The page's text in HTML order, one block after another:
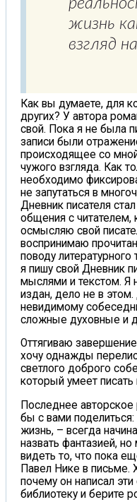
жизнь
взгляд
Как вы думаете, для
других? У автора
свой. Пока я не была
записи были
происходящее со
чужого взгляда. Как
необходимо
не запутаться в
Дневник писателя
общения с читателем,
осмысляю свой
воспринимаю
поводу
я пишу свой Дневник
мыслями и текстом. Я
издан, дело не в
невидимому
сложные духовные и
Оттягиваю
хочу однажды
светлого доброго
который умеет
Последнее
бы с вами
жизнь, – всегда
назвать фантазией,
видеть то, что пока
Павел Нике в письме.
почему он написал
библиотеку и берите